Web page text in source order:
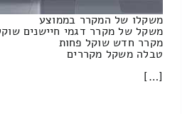
משקלו של המקרר בממוצע
משקל של מקרר דגמי חיישנים
מקרר חדש שוקל פחות
טבלה משקל מקררים
[…]